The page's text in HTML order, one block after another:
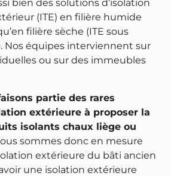
bien des solutions d’isolation
(ITE) en filière humide
filière sèche (ITE sous
Nos équipes interviennent sur
ou sur des immeubles
partie des rares
extérieure à proposer la
isolants chaux liège ou
sommes donc en mesure
extérieure du bâti ancien
une isolation extérieure